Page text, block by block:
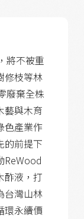
將不被重
修枝等林
廢棄全株
藝與木育
色產業作
的前提下
ReWood
酢液，打
台灣山林
環永續價